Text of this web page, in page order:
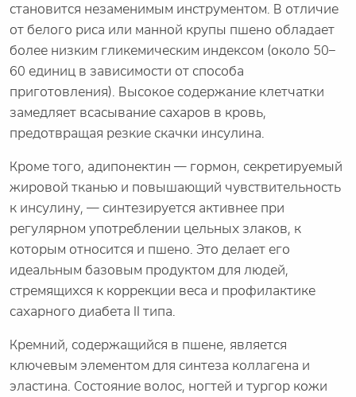
становится незаменимым инструментом. В отличие
от белого риса или манной крупы пшено обладает
более низким гликемическим индексом (около 50–
60 единиц в зависимости от способа
приготовления). Высокое содержание клетчатки
замедляет всасывание сахаров в кровь,
предотвращая резкие скачки инсулина.
Кроме того, адипонектин — гормон, секретируемый
жировой тканью и повышающий чувствительность
к инсулину, — синтезируется активнее при
регулярном употреблении цельных злаков, к
которым относится и пшено. Это делает его
идеальным базовым продуктом для людей,
стремящихся к коррекции веса и профилактике
сахарного диабета II типа.
Кремний, содержащийся в пшене, является
ключевым элементом для синтеза коллагена и
эластина. Состояние волос, ногтей и тургор кожи